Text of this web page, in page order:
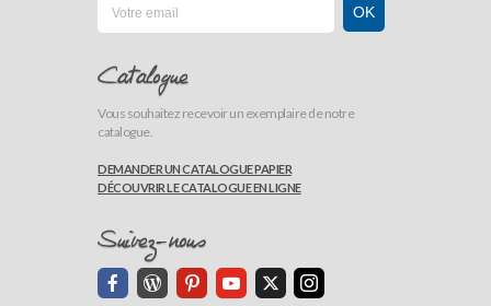
Catalogue
catalogue.
DÉCOUVRIR LE CATALOGUE EN LIGNE
Suivez-nous